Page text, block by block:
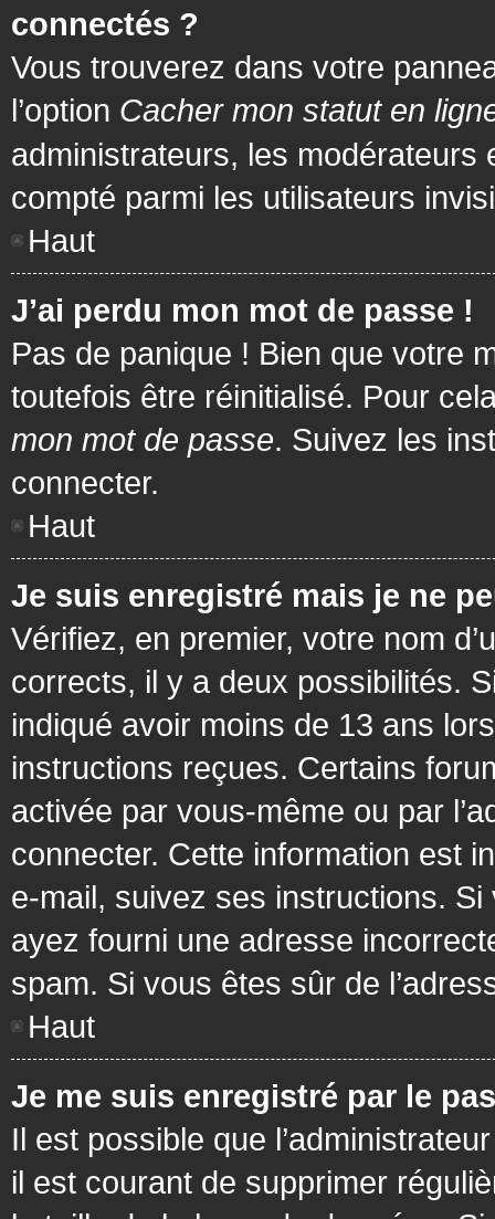
connectés ?
Vous trouverez dans votre
l’option Cacher mon statut en
administrateurs, les
compté parmi les utilisateurs
Haut
J’ai perdu mon mot de passe !
Pas de panique ! Bien que votre
toutefois être réinitialisé. Pour
mon mot de passe. Suivez les
connecter.
Haut
Je suis enregistré mais je ne
Vérifiez, en premier, votre nom
corrects, il y a deux possibilités.
indiqué avoir moins de 13 ans
instructions reçues. Certains
activée par vous-même ou par
connecter. Cette information est
e-mail, suivez ses instructions. Si
ayez fourni une adresse
spam. Si vous êtes sûr de
Haut
Je me suis enregistré par le
Il est possible que
il est courant de supprimer